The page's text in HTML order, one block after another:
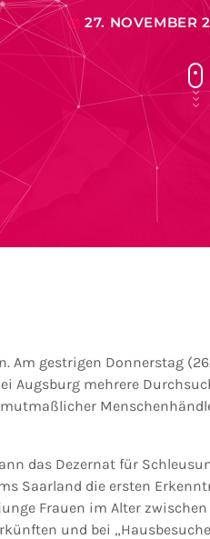
today 27. NOVEMBER
Am gestrigen Donnerstag
Augsburg mehrere
das Dezernat für
Saarland die ersten
Frauen im Alter
und bei